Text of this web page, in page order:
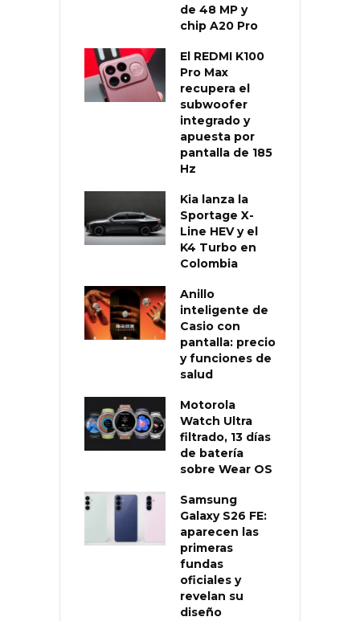
de 48 MP y
chip A20 Pro
El REDMI K100
Pro Max
recupera el
subwoofer
integrado y
apuesta por
pantalla de 185
Hz
Kia lanza la
Sportage X-
Line HEV y el
K4 Turbo en
Colombia
Anillo
inteligente de
Casio con
pantalla: precio
y funciones de
salud
Motorola
Watch Ultra
filtrado, 13 días
de batería
sobre Wear OS
Samsung
Galaxy S26 FE:
aparecen las
primeras
fundas
oficiales y
revelan su
diseño